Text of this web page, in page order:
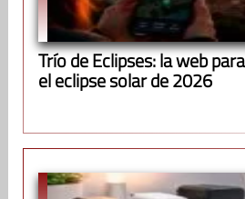
Trío de Eclipses: la web
el eclipse solar de 2026